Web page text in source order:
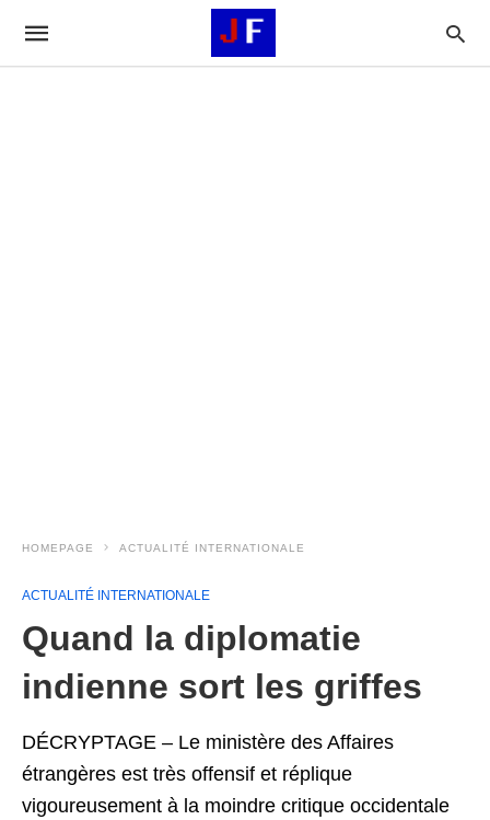
HOMEPAGE ACTUALITÉ INTERNATIONALE
ACTUALITÉ INTERNATIONALE
Quand la diplomatie
indienne sort les griffes
DÉCRYPTAGE – Le ministère des Affaires
étrangères est très offensif et réplique
vigoureusement à la moindre critique occidentale